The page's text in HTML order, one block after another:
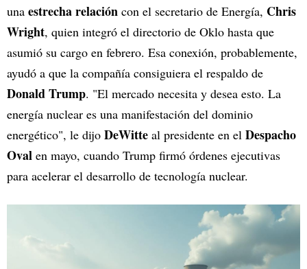
una estrecha relación con el secretario de Energía, Chris
Wright, quien integró el directorio de Oklo hasta que
asumió su cargo en febrero. Esa conexión, probablemente,
ayudó a que la compañía consiguiera el respaldo de
Donald Trump. "El mercado necesita y desea esto. La
energía nuclear es una manifestación del dominio
energético", le dijo DeWitte al presidente en el Despacho
Oval en mayo, cuando Trump firmó órdenes ejecutivas
para acelerar el desarrollo de tecnología nuclear.